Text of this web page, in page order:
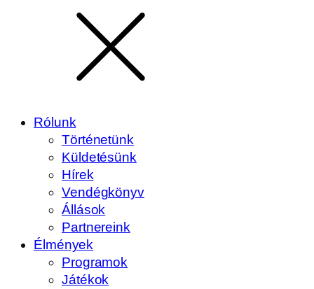
Rólunk
Történetünk
Küldetésünk
Hírek
Vendégkönyv
Állások
Partnereink
Élmények
Programok
Játékok